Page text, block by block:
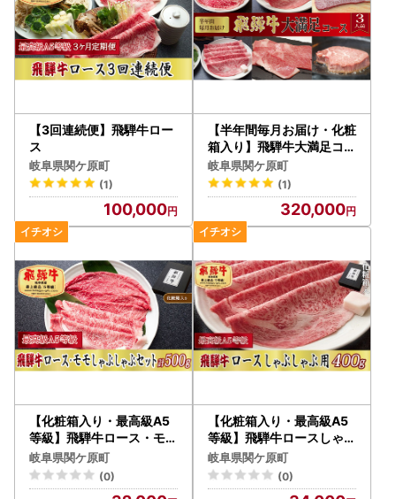
【3回連続便】飛騨牛ロー
ス
岐阜県関ケ原町
(1)
100,000
【半年間毎月お届け・化粧
箱入り】飛騨牛大満足コー
ス（約3人前）
岐阜県関ケ原町
(1)
320,000
【化粧箱入り・最高級A5
等級】飛騨牛ロース・モモ
しゃぶしゃぶセット計50
0g
岐阜県関ケ原町
(0)
【化粧箱入り・最高級A5
等級】飛騨牛ロースしゃぶ
しゃぶ用400g
岐阜県関ケ原町
(0)